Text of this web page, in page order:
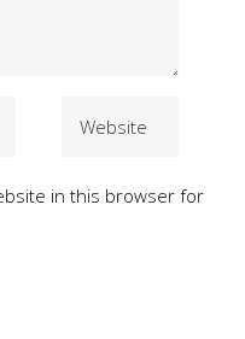
in this browser for